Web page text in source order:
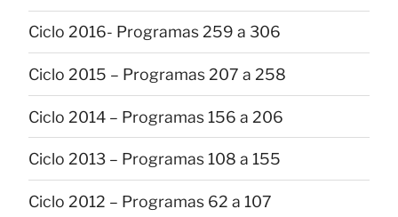
Ciclo 2016- Programas 259 a 306
Ciclo 2015 – Programas 207 a 258
Ciclo 2014 – Programas 156 a 206
Ciclo 2013 – Programas 108 a 155
Ciclo 2012 – Programas 62 a 107